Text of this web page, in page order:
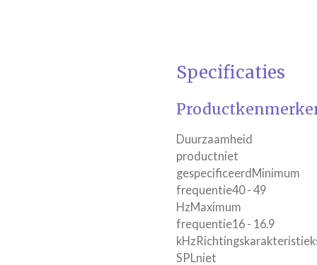
Specificaties
Duurzaamheid
productniet
gespecificeerdMinimum
frequentie40 - 49
HzMaximum
frequentie16 - 16.9
SPLniet